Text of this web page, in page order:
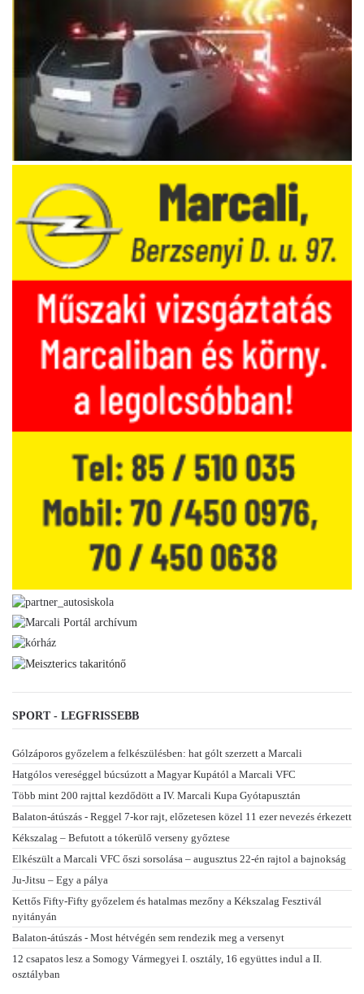
SPORT - LEGFRISSEBB
Gólzáporos győzelem a felkészülésben: hat gólt szerzett a Marcali
Hatgólos vereséggel búcsúzott a Magyar Kupától a Marcali VFC
Több mint 200 rajttal kezdődött a IV. Marcali Kupa Gyótapusztán
Balaton-átúszás - Reggel 7-kor rajt, előzetesen közel 11 ezer nevezés érkezett
Kékszalag – Befutott a tókerülő verseny győztese
Elkészült a Marcali VFC őszi sorsolása – augusztus 22-én rajtol a bajnokság
Ju-Jitsu – Egy a pálya
Kettős Fifty-Fifty győzelem és hatalmas mezőny a Kékszalag Fesztivál
nyitányán
Balaton-átúszás - Most hétvégén sem rendezik meg a versenyt
12 csapatos lesz a Somogy Vármegyei I. osztály, 16 együttes indul a II.
osztályban